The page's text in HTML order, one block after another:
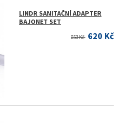
LINDR SANITAČNÍ ADAPTER
BAJONET SET
653 Kč 620 Kč